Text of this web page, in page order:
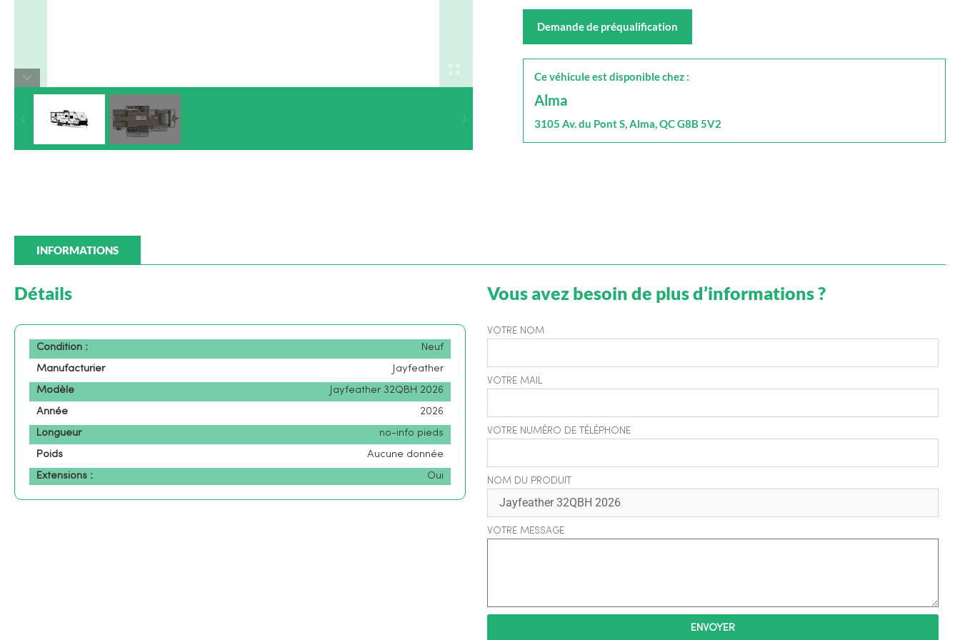
Demande de préqualification
Ce véhicule est disponible chez :
Alma
3105 Av. du Pont S, Alma, QC G8B 5V2
INFORMATIONS
Détails
Condition :
Neuf
Manufacturier
Jayfeather
Modèle
Jayfeather 32QBH 2026
Année
2026
Longueur
no-info pieds
Poids
Aucune donnée
Extensions :
Oui
Vous avez besoin de plus d’informations ?
VOTRE NOM
VOTRE MAIL
VOTRE NUMÉRO DE TÉLÉPHONE
NOM DU PRODUIT
VOTRE MESSAGE
ENVOYER